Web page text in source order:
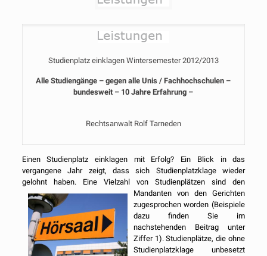
Studienplatz einklagen Wintersemester 2012/2013
Alle Studiengänge – gegen alle Unis / Fachhochschulen –
bundesweit – 10 Jahre Erfahrung –
Rechtsanwalt Rolf Tarneden
Einen Studienplatz einklagen mit Erfolg? Ein Blick in das
vergangene Jahr zeigt, dass sich Studienplatzklage wieder
gelohnt haben. Eine Vielzahl von Studienplätzen sind den
Mandanten von denGerichten
zugesprochen worden (Beispiele
dazu finden Sie im
nachstehenden Beitrag unter
Ziffer 1). Studienplätze, die ohne
Studienplatzklage unbesetzt